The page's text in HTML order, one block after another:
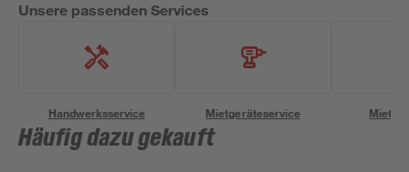
Unsere passenden Services
Handwerksservice Mietgeräteservice
Häufig dazu gekauft